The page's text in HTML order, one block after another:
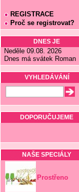
REGISTRACE
Proč se registrovat?
DNES JE
Neděle 09.08. 2026
Dnes má svátek Roman
VYHLEDÁVÁNÍ
DOPORUČUJEME
NAŠE SPECIÁLY
Prostřeno